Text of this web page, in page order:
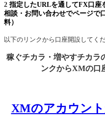
2 指定したURLを通してFX口座
相談・お問い合わせでページで
料）
以下のリンクから口座開設してくだ
稼ぐチカラ・増やすチカラ
ンクからXMの口
XMのアカウン